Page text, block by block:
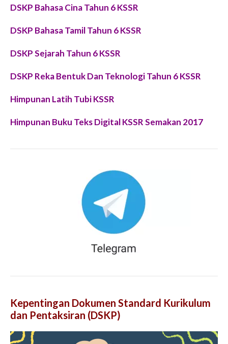
DSKP Bahasa Cina Tahun 6 KSSR
DSKP Bahasa Tamil Tahun 6 KSSR
DSKP Sejarah Tahun 6 KSSR
DSKP Reka Bentuk Dan Teknologi Tahun 6 KSSR
Himpunan Latih Tubi KSSR
Himpunan Buku Teks Digital KSSR Semakan 2017
Kepentingan Dokumen Standard Kurikulum
dan Pentaksiran (DSKP)